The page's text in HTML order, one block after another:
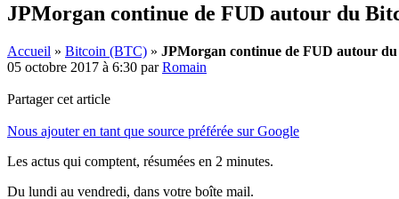
JPMorgan continue de FUD autour du
Accueil » Bitcoin (BTC) » JPMorgan continue de FUD autour
05 octobre 2017 à 6:30 parRomain
Partager cet article
Nous ajouter en tant que source préférée sur Google
Les actus qui comptent, résumées en 2 minutes.
Du lundi au vendredi, dans votre boîte mail.